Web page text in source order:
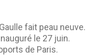
fait peau neuve.
le 27 juin.
de Paris.